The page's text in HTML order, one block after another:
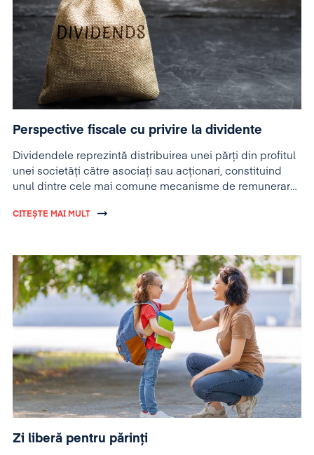
Perspective fiscale cu privire la dividente
Dividendele reprezintă distribuirea unei părți din profitul
unei societăți către asociați sau acționari, constituind
unul dintre cele mai comune mecanisme de remunerare
CITEȘTE MAI MULT
Zi liberă pentru părinți